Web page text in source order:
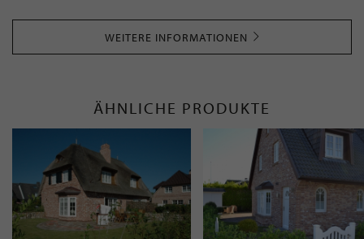
WEITERE INFORMATIONEN
ÄHNLICHE PRODUKTE